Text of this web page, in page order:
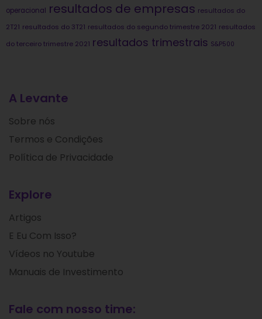
operacional resultados de empresas resultados do
2T21 resultados do 3T21 resultados do segundo trimestre 2021 resultados
do terceiro trimestre 2021 resultados trimestrais S&P500
A Levante
Sobre nós
Termos e Condições
Política de Privacidade
Explore
Artigos
E Eu Com Isso?
Vídeos no Youtube
Manuais de Investimento
Fale com nosso time: